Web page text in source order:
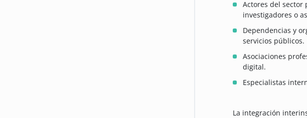
Actores del sector
investigadores o
Dependencias y
servicios públicos.
Asociaciones
digital.
Especialistas
La integración